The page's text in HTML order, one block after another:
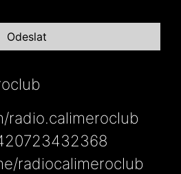
radio.calimeroclub
radiocalimeroclub